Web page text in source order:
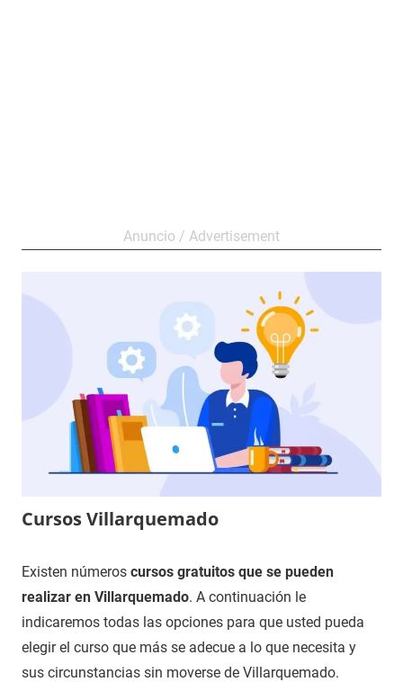
Cursos Villarquemado
9
de
diciembre
2020
Maria
Cursos
en
Teruel
Existen números cursos gratuitos que se pueden
realizar en Villarquemado. A continuación le
indicaremos todas las opciones para que usted pueda
elegir el curso que más se adecue a lo que necesita y
sus circunstancias sin moverse de Villarquemado.